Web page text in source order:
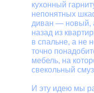
кухонный
непонятных
диван — новый,
назад из
в спальне, а не
точно
мебель, на
свекольный
И эту идею мы